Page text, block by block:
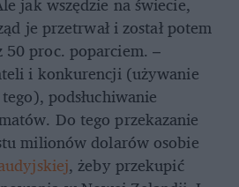
je przetrwał i został potem
proc. poparciem. –
i konkurencji (używanie
podsłuchiwanie
Do tego przekazanie
milionów dolarów osobie
, żeby przekupić